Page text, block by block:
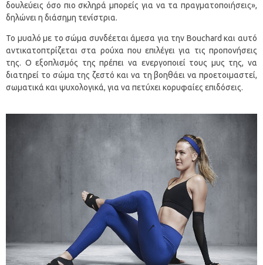
δουλεύεις όσο πιο σκληρά μπορείς για να τα πραγματοποιήσεις»,
δηλώνει η διάσημη τενίστρια.
Το μυαλό με το σώμα συνδέεται άμεσα για την Bouchard και αυτό
αντικατοπτρίζεται στα ρούχα που επιλέγει για τις προπονήσεις
της. Ο εξοπλισμός της πρέπει να ενεργοποιεί τους μυς της, να
διατηρεί το σώμα της ζεστό και να τη βοηθάει να προετοιμαστεί,
σωματικά και ψυχολογικά, για να πετύχει κορυφαίες επιδόσεις.